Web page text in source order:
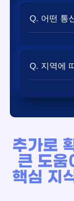
Q. 어떤 통
세한 혜택
Q. 지역에
💬 요약
A. 네, 지역
도가 다를 수
가능 여부를
추가로
큰 도움
핵심 지